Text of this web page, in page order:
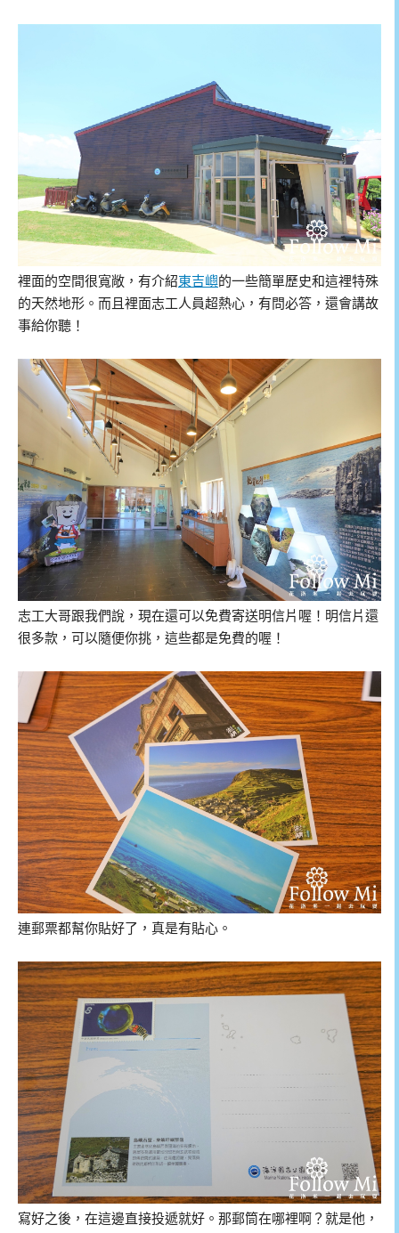
裡面的空間很寬敞，有介紹東吉嶼的一些簡單歷史和這裡特殊
的天然地形。而且裡面志工人員超熱心，有問必答，還會講故
事給你聽！
志工大哥跟我們說，現在還可以免費寄送明信片喔！明信片還
很多款，可以隨便你挑，這些都是免費的喔！
連郵票都幫你貼好了，真是有貼心。
寫好之後，在這邊直接投遞就好。那郵筒在哪裡啊？就是他，